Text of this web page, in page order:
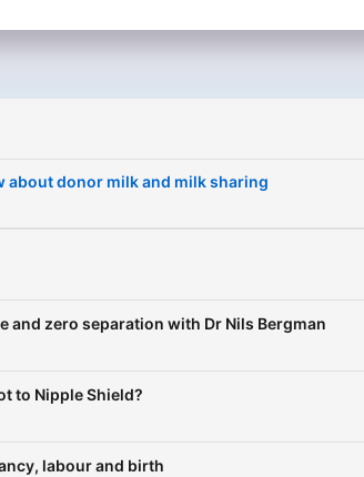
informed, for their birth,
greater circle of women
about donor milk and milk sharing
and zero separation with Dr Nils Bergman
to Nipple Shield?
labour and birth